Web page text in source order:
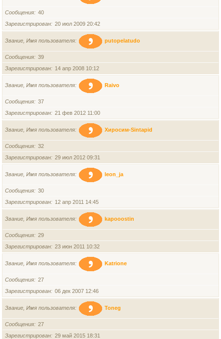
Сообщения
40
Зарегистрирован
20 июл 2009 20:42
Звание, Имя пользователя putopelatudo
Сообщения
39
Зарегистрирован
14 апр 2008 10:12
Звание, Имя пользователя Raivo
Сообщения
37
Зарегистрирован
21 фев 2012 11:00
Звание, Имя пользователя Хиросим-Sintapid
Сообщения
32
Зарегистрирован
29 июл 2012 09:31
Звание, Имя пользователя leon_ja
Сообщения
30
Зарегистрирован
12 апр 2011 14:45
Звание, Имя пользователя kapooostin
Сообщения
29
Зарегистрирован
23 июн 2011 10:32
Звание, Имя пользователя Katrione
Сообщения
27
Зарегистрирован
06 дек 2007 12:46
Звание, Имя пользователя Toneg
Сообщения
27
Зарегистрирован
29 май 2015 18:31